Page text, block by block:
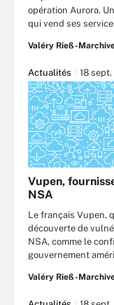
opération Aurora.
qui vend ses
Valéry Rieß-
Actualités 18 sept.
Vupen,
NSA
Le français Vupen,
découverte de
NSA, comme le
gouvernement
Valéry Rieß-